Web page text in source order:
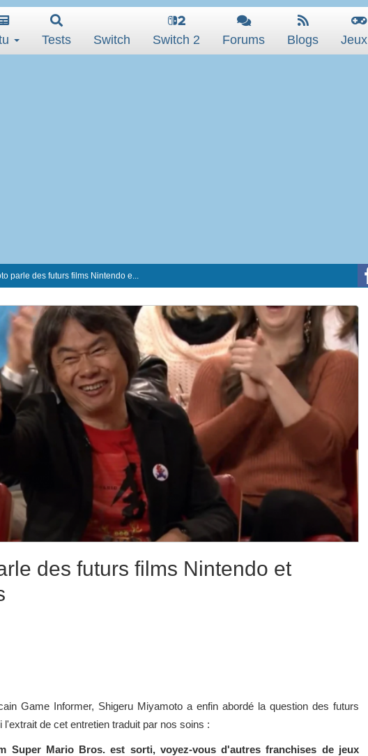
Tests Switch Switch 2 Forums Blogs Jeux
parle des futurs films Nintendo e...
des futurs films Nintendo et
Game Informer, Shigeru Miyamoto a enfin abordé la question des futurs
l'extrait de cet entretien traduit par nos soins :
Super Mario Bros. est sorti, voyez-vous d'autres franchises de jeux